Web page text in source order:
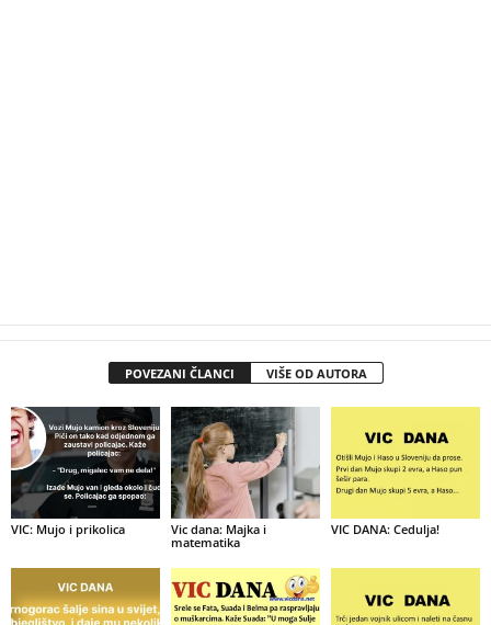
POVEZANI ČLANCI VIŠE OD AUTORA
VIC: Mujo i prikolica
Vic dana: Majka i
matematika
VIC DANA: Cedulja!